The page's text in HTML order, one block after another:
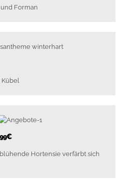
Forman
Kübel
Hortensie verfärbt sich